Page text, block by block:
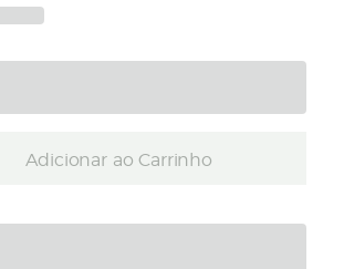
Adicionar ao Carrinho